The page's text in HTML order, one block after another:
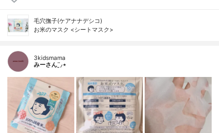
毛穴撫子(ケアナナデシコ)
お米のマスク <シートマスク>
3kidsmama
みーさん¨̮⸝⋆